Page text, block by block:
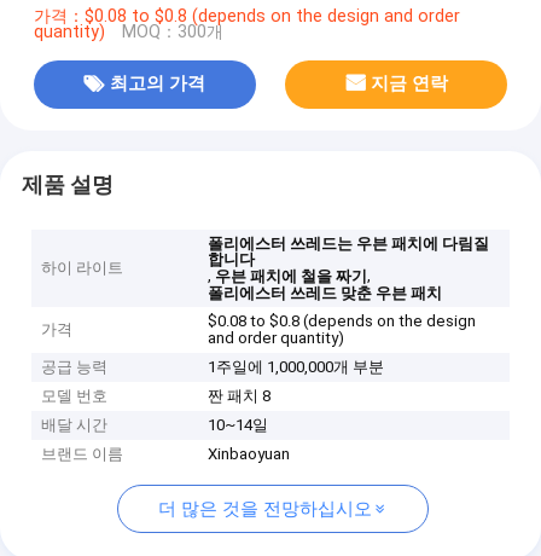
가격：$0.08 to $0.8 (depends on the design and order
quantity) MOQ：300개
최고의 가격 지금 연락
제품 설명
하이 라이트
폴리에스터 쓰레드는 우븐 패치에 다림질
합니다
, 우븐 패치에 철을 짜기,
폴리에스터 쓰레드 맞춘 우븐 패치
가격
$0.08 to $0.8 (depends on the design
and order quantity)
공급 능력
1주일에 1,000,000개 부분
모델 번호
짠 패치 8
배달 시간
10~14일
브랜드 이름
Xinbaoyuan
더 많은 것을 전망하십시오